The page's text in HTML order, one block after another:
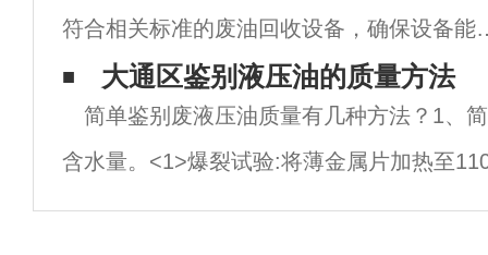
符合相关标准的废油回收设备，确保设备能
正常运行并满足回收要求。废油筛选与预处
理：对废油进行初步的筛选、过滤和去除杂
处理，以减少后续处理难度。鉴别与分离：
可能
大通区鉴别液压油的质量方法
简单鉴别废液压油质量有几种方法？1、
含水量。<1>爆裂试验:将薄金属片加热至
滴液压油。如果油爆裂证明液压油含有水分